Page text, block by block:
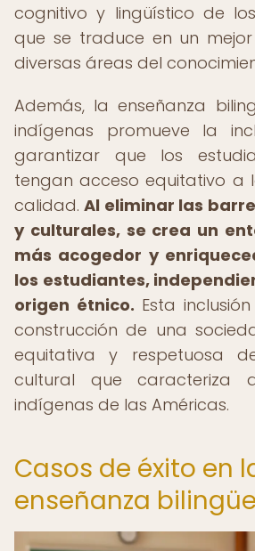
cognitivo y lingüístico de
que se traduce en un
diversas áreas del
Además, la enseñanza
indígenas promueve la
garantizar que los
tengan acceso equitativo a
calidad.Al eliminar las
y culturales, se crea un
más acogedor y
los estudiantes,
origen étnico. Esta
construcción de una
equitativa y respetuosa
cultural que caracteriza
indígenas de las Américas.
Casos de éxito en
enseñanza bilingüe